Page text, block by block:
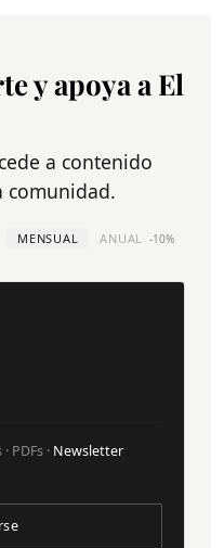
y apoya a El
a contenido
comunidad.
MENSUAL ANUAL -10%
PDFs · Newsletter